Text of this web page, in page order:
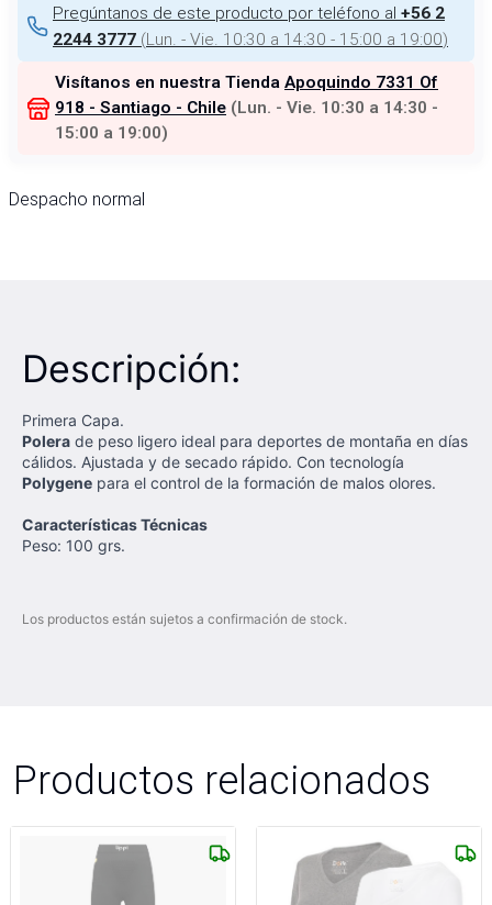
Pregúntanos de este producto por teléfono al +56 2
2244 3777 (Lun. - Vie. 10:30 a 14:30 - 15:00 a 19:00)
Visítanos en nuestra Tienda Apoquindo 7331 Of
918 - Santiago - Chile (Lun. - Vie. 10:30 a 14:30 -
15:00 a 19:00)
Despacho normal
Descripción:
Primera Capa.
Polera de peso ligero ideal para deportes de montaña en días
cálidos. Ajustada y de secado rápido. Con tecnología
Polygene para el control de la formación de malos olores.
CaracterísticasTécnicas
Peso: 100 grs.
Los productos están sujetos a confirmación de stock.
Productos relacionados